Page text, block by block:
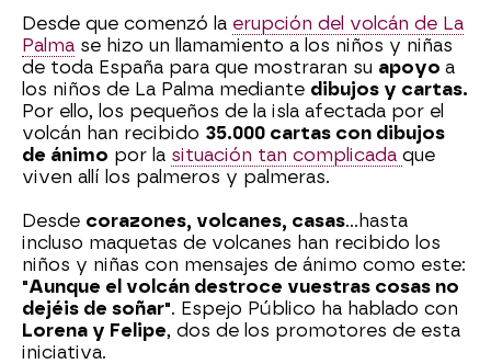
Desde que comenzó la erupción del volcán de La
Palma se hizo un llamamiento a los niños y niñas
de toda España para que mostraran su apoyo a
los niños de La Palma mediante dibujos y cartas.
Por ello, los pequeños de la isla afectada por el
volcán han recibido 35.000 cartas con dibujos
de ánimo por la situación tan complicada que
viven allí los palmeros y palmeras.
Desde corazones, volcanes, casas...hasta
incluso maquetas de volcanes han recibido los
niños y niñas con mensajes de ánimo como este:
"Aunque el volcán destroce vuestras cosas no
dejéis de soñar". Espejo Público ha hablado con
Lorena y Felipe, dos de los promotores de esta
iniciativa.